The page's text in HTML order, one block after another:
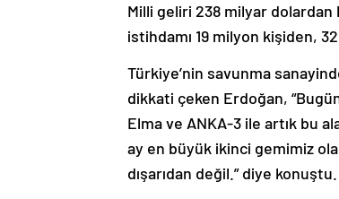
Milli geliri 238 milyar
istihdamı 19 milyon kişiden,
Türkiye’nin savunma
dikkati çeken Erdoğan,
Elma ve ANKA-3 ile artık bu
ay en büyük ikinci gemimiz
dışarıdan değil.” diye konuştu.